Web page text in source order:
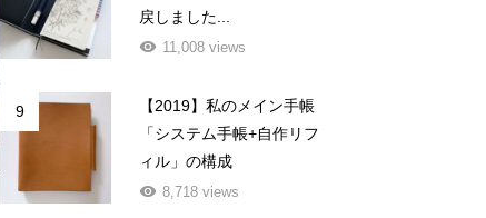
戻しました...
11,008 views
9
【2019】私のメイン手帳
「システム手帳+自作リフ
ィル」の構成
8,718 views